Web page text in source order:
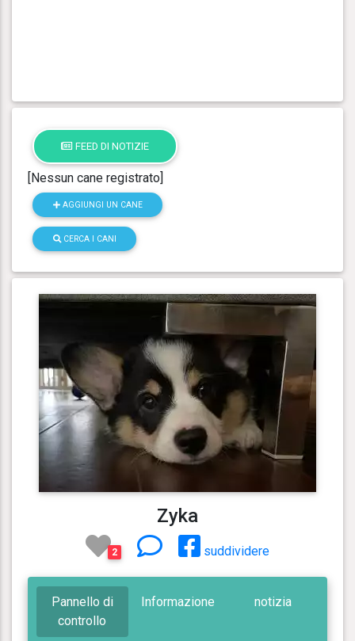
FEED DI NOTIZIE
[Nessun cane registrato]
AGGIUNGI UN CANE
CERCA I CANI
Zyka
2 suddividere
Pannello di
controllo
Informazione notizia